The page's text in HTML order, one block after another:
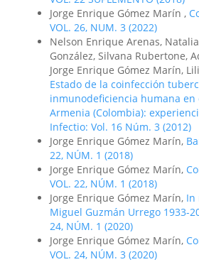
Jorge Enrique Gómez Marín ,
VOL. 26, NUM. 3 (2022)
Nelson Enrique Arenas,
González, Silvana Rubertone,
Jorge Enrique Gómez Marín,
Estado de la coinfección
inmunodeficiencia humana
Armenia (Colombia):
Infectio: Vol. 16 Núm. 3 (2012)
Jorge Enrique Gómez Marín,
22, NÚM. 1 (2018)
Jorge Enrique Gómez Marín,
VOL. 22, NÚM. 1 (2018)
Jorge Enrique Gómez Marín, In
Miguel Guzmán Urrego 1933-
24, NÚM. 1 (2020)
Jorge Enrique Gómez Marín,
VOL. 24, NÚM. 3 (2020)